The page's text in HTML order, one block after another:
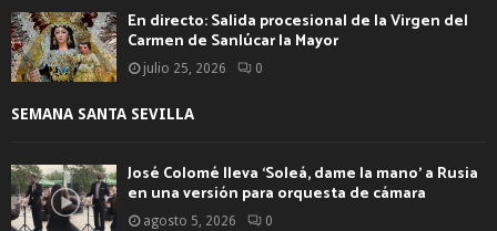
En directo: Salida procesional de la Virgen del
Carmen de Sanlúcar la Mayor
julio 25, 2026 0
SEMANA SANTA SEVILLA
José Colomé lleva ‘Soleá, dame la mano’ a Rusia
en una versión para orquesta de cámara
agosto 5, 2026 0